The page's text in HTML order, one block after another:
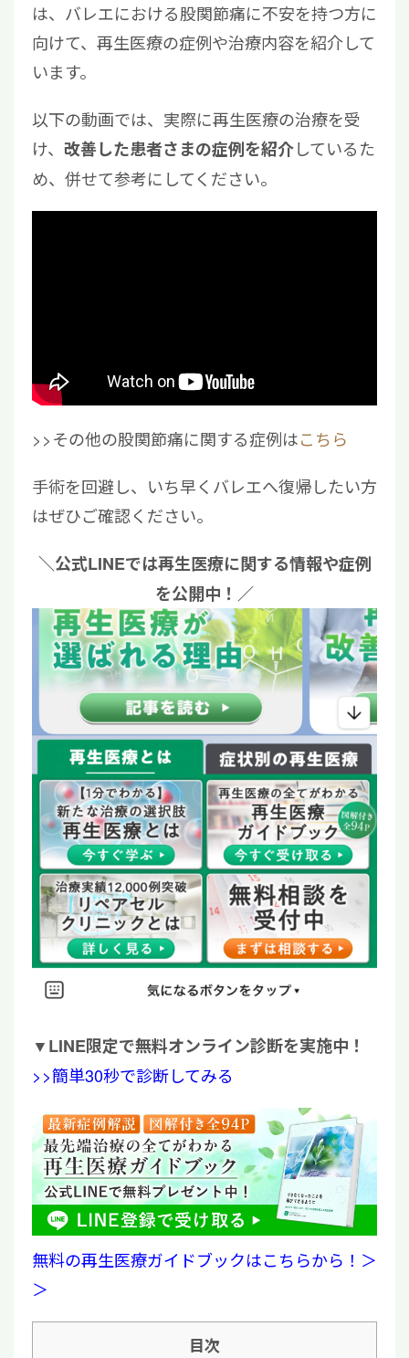
は、バレエにおける股関節痛に不安を持つ方に
向けて、再生医療の症例や治療内容を紹介して
います。
以下の動画では、実際に再生医療の治療を受
け、 改善した患者さまの症例を紹介しているた
め、併せて参考にしてください。
>>その他の股関節痛に関する症例はこちら
手術を回避し、いち早くバレエへ復帰したい方
はぜひご確認ください。
＼公式LINEでは再生医療に関する情報や症例
を公開中！／
▼LINE限定で無料オンライン診断を実施中！
>>簡単30秒で診断してみる
無料の再生医療ガイドブックはこちらから！＞
＞
目次